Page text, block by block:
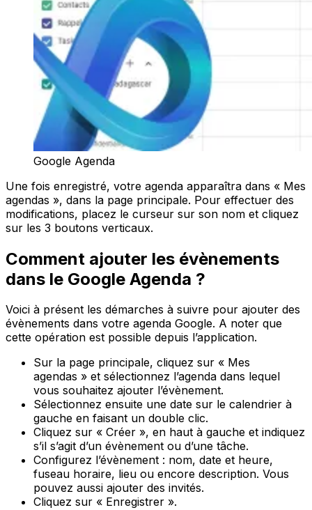
Google Agenda
Une fois enregistré, votre agenda apparaîtra dans « Mes
agendas », dans la page principale. Pour effectuer des
modifications, placez le curseur sur son nom et cliquez
sur les 3 boutons verticaux.
Comment ajouter les évènements
dans le Google Agenda ?
Voici à présent les démarches à suivre pour ajouter des
évènements dans votre agenda Google. A noter que
cette opération est possible depuis l’application.
Sur la page principale, cliquez sur « Mes
agendas » et sélectionnez l’agenda dans lequel
vous souhaitez ajouter l’évènement.
Sélectionnez ensuite une date sur le calendrier à
gauche en faisant un double clic.
Cliquez sur « Créer », en haut à gauche et indiquez
s’il s’agit d’un évènement ou d’une tâche.
Configurez l’évènement : nom, date et heure,
fuseau horaire, lieu ou encore description. Vous
pouvez aussi ajouter des invités.
Cliquez sur « Enregistrer ».